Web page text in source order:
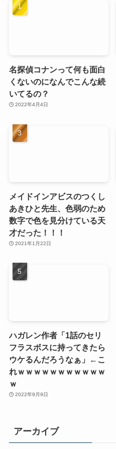
名探偵コナンって何も面白
くないのになんでこんな続
いてるの？
2022年4月4日
メイドインアビスのつくし
あきひと先生、色弱のため
数字で色を見分けている天
才だった！！！
2021年1月22日
ハガレン作者「1話のセリ
フラスボスに持ってきたら
ウケるんだろうなぁ」←こ
れｗｗｗｗｗｗｗｗｗｗｗ
ｗ
2022年9月9日
アーカイブ